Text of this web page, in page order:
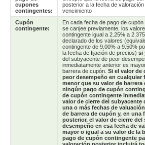
cupones
contingentes:
posterior a la fecha de
vencimiento
Cupón
contingente:
En cada fecha de pago de
se canjee previamente, los
contingente igual a 2.25% a
declarado de los valores
contingente de 9.00% a 9.50%
la fecha de fijación de precios) si
del subyacente de peor
inmediatamente anterior es
barrera de cupón. Si el valor de
peor desempeño en cualquier
menor que su valor de
ningún pago de cupón
de cupón contingente
valor de cierre del subyacente
una o más fechas de
de barrera de cupón y, en una
posterior, el valor de cierre del
desempeño en esa fecha de
mayor o igual a su valor de la
pago de cupón contingente